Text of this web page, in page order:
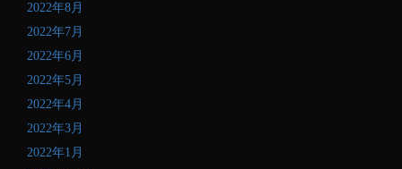
2022年8月
2022年7月
2022年6月
2022年5月
2022年4月
2022年3月
2022年1月